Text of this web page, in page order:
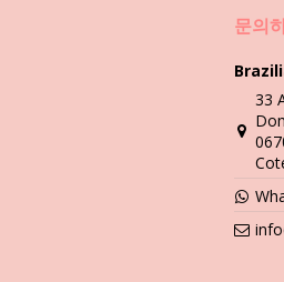
XL (7899810420732)
세탁 및 관리 안
리겠습니다. 비키니를 1년만 입고
요. 콘크리트, 돌 (예를 들어, 수영장
문의
33